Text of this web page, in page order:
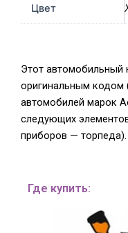
Цвет
Этот автомобильный
оригинальным кодом
автомобилей марок
следующих
приборов — торпеда).
Где купить: